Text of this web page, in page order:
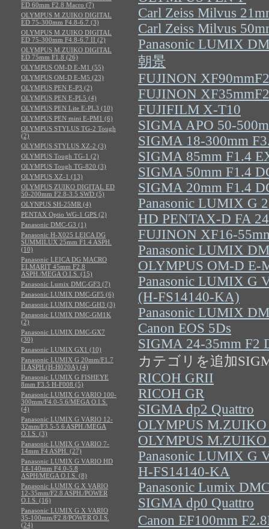
Carl Zeiss Milvus
Carl Zeiss Milvus
Panasonic LUMIX
朝景
FUJINON
FUJINON
FUJIFILM X-T10
SIGMA APO 50-
SIGMA 18-300mm
SIGMA 85mm F1.4
SIGMA 50mm F1.4
SIGMA 20mm F1.4
Panasonic LUMIX G
HD PENTAX-D FA
FUJINON XF16-
Panasonic LUMIX
OLYMPUS OM-D E-
Panasonic LUMIX G
(H-FS14140-KA)
Panasonic LUMIX
Canon EOS 5Ds
SIGMA 24-35mm F2
カテゴリを追加
RICOH GRII
RICOH GR
SIGMA dp2 Quattro
OLYMPUS M.ZUIKO
OLYMPUS
Panasonic LUMIX G
H-FS14140-KA
Panasonic Lumix
SIGMA dp0 Quattro
Canon EF100mm
ED 60mm F2.8 Macro (7)
OLYMPUS M.ZUIKO DIGITAL
ED 75-300mm F4.8-6.7 (3)
OLYMPUS M.ZUIKO DIGITAL
ED 75-300mm F4.8-6.7 II (2)
OLYMPUS M.ZUIKO DIGITAL
ED 75mm F1.8 (26)
OLYMPUS OM-D E-M1 (55)
OLYMPUS OM-D E-M5 (23)
OLYMPUS PEN E-P3 (2)
OLYMPUS PEN E-PL5 (4)
OLYMPUS PEN Lite E-PL3 (10)
OLYMPUS PEN mini E-PM1 (6)
OLYMPUS STYLUS TG-2 Tough
(2)
OLYMPUS STYLUS XZ-2 (3)
OLYMPUS Tough TG-1 (2)
OLYMPUS Tough TG-820 (3)
OLYMPUS XZ-1 (13)
OLYMPUS ZUIKO DIGITAL ED
50-200mm F2.8-3.5 SWD (5)
OLYNPUS SH-25MR (4)
PENTAX Optio WG-1 GPS (2)
Panasonic DMC-G3 (1)
Panasonic H-X025 LEICA DG
SUMMILUX 25mm F1.4 ASPH.
(10)
Panasonic LEICA DG MACRO
ELMARIT 45mm F2.8
ASPH./MEGA O.I.S. (15)
Panasonic Lumix DMC-GF3 (7)
Panasonic LUMIX DMC-GF5 (6)
Panasonic LUMIX DMC-GH3 (3)
Panasonic LUMIX DMC-GM1K
(2)
Panasonic LUMIX DMC-GX7
(30)
Panasonic LUMIX GX1 (10)
Panasonic LUMIX G 20mm/F1.7
II ASPH.(H-H020A) (4)
Panasonic LUMIX G FISHEYE
8mm F3.5 H-F008 (5)
Panasonic LUMIX G VARIO 100-
300mm/F4.0-5.6/MEGA O.I.S.
(4)
Panasonic LUMIX G VARIO 12-
32mm/F3.5-5.6 ASPH./MEGA
O.I.S. (3)
Panasonic LUMIX G VARIO 7-
14mm F4 ASPH. (27)
Panasonic LUMIX G VARIO HD
14-140mm F4.0-5.8
ASPH/MEGA O.I.S. (8)
Panasonic LUMIX G X VARIO
12-35mm/F2.8 ASPH./POWER
O.I.S. (16)
Panasonic LUMIX G X VARIO
35-100mm/F2.8/POWER O.I.S.
(24)